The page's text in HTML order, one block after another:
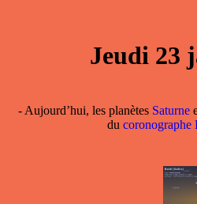
Jeudi 23
- Aujourd’hui, les planètes Saturne
du coronographe